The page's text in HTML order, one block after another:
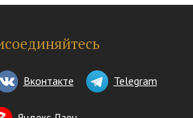
Вконтакте Telegram